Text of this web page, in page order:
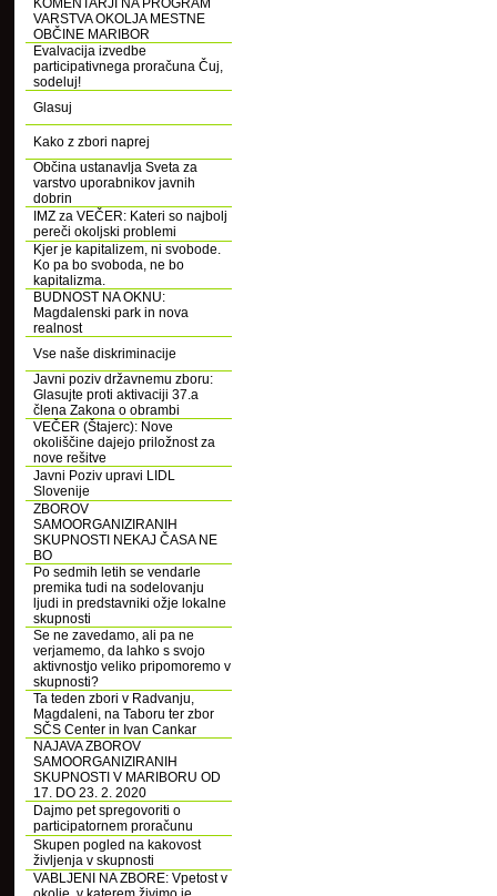
KOMENTARJI NA PROGRAM
VARSTVA OKOLJA MESTNE
OBČINE MARIBOR
Evalvacija izvedbe
participativnega proračuna Čuj,
sodeluj!
Glasuj
Kako z zbori naprej
Občina ustanavlja Sveta za
varstvo uporabnikov javnih
dobrin
IMZ za VEČER: Kateri so najbolj
pereči okoljski problemi
Kjer je kapitalizem, ni svobode.
Ko pa bo svoboda, ne bo
kapitalizma.
BUDNOST NA OKNU:
Magdalenski park in nova
realnost
Vse naše diskriminacije
Javni poziv državnemu zboru:
Glasujte proti aktivaciji 37.a
člena Zakona o obrambi
VEČER (Štajerc): Nove
okoliščine dajejo priložnost za
nove rešitve
Javni Poziv upravi LIDL
Slovenije
ZBOROV
SAMOORGANIZIRANIH
SKUPNOSTI NEKAJ ČASA NE
BO
Po sedmih letih se vendarle
premika tudi na sodelovanju
ljudi in predstavniki ožje lokalne
skupnosti
Se ne zavedamo, ali pa ne
verjamemo, da lahko s svojo
aktivnostjo veliko pripomoremo v
skupnosti?
Ta teden zbori v Radvanju,
Magdaleni, na Taboru ter zbor
SČS Center in Ivan Cankar
NAJAVA ZBOROV
SAMOORGANIZIRANIH
SKUPNOSTI V MARIBORU OD
17. DO 23. 2. 2020
Dajmo pet spregovoriti o
participatornem proračunu
Skupen pogled na kakovost
življenja v skupnosti
VABLJENI NA ZBORE: Vpetost v